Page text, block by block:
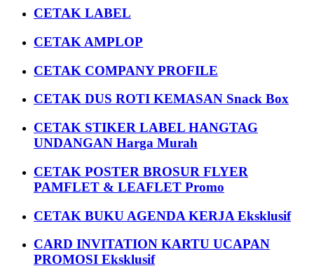
CETAK LABEL
CETAK AMPLOP
CETAK COMPANY PROFILE
CETAK DUS ROTI KEMASAN Snack Box
CETAK STIKER LABEL HANGTAG
UNDANGAN Harga Murah
CETAK POSTER BROSUR FLYER
PAMFLET & LEAFLET Promo
CETAK BUKU AGENDA KERJA Eksklusif
CARD INVITATION KARTU UCAPAN
PROMOSI Eksklusif